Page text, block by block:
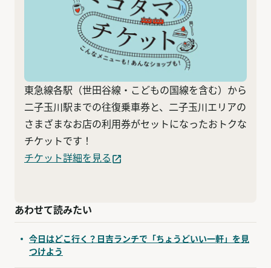
東急線各駅（世田谷線・こどもの国線を含む）から
二子玉川駅までの往復乗車券と、二子玉川エリアの
さまざまなお店の利用券がセットになったおトクな
チケットです！
チケット詳細を見る
あわせて読みたい
今日はどこ行く？日吉ランチで「ちょうどいい一軒」を見
つけよう